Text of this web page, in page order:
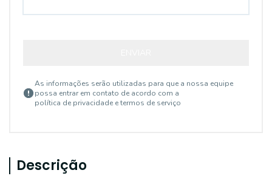
As informações serão utilizadas para que a nossa equipe
possa entrar em contato de acordo com a
política de privacidade e termos de serviço
Descrição